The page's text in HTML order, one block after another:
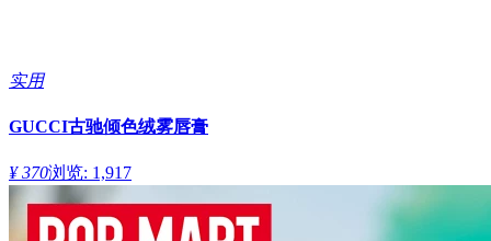
实用
GUCCI古驰倾色绒雾唇膏
¥ 370浏览: 1,917